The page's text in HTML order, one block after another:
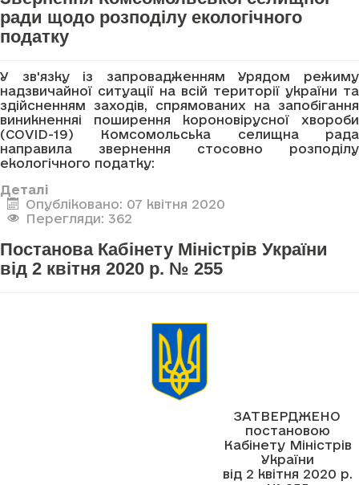
ради щодо розподілу екологічного
податку
У зв'язку із запровадженням Урядом режиму
надзвичайної ситуації на всій території україни та
здійсненням заходів, спрямованих на запобігання
виникненняі поширення короновірусної хвороби
(COVID-19) Комсомольська селищна рада
направила звернення стосовно розподілу
екологічного податку:
Деталі
Опубліковано: 07 квітня 2020
Перегляди: 362
Постанова Кабінету Міністрів України
від 2 квітня 2020 р. № 255
ЗАТВЕРДЖЕНО
постановою
Кабінету Міністрів
України
від 2 квітня 2020 р.